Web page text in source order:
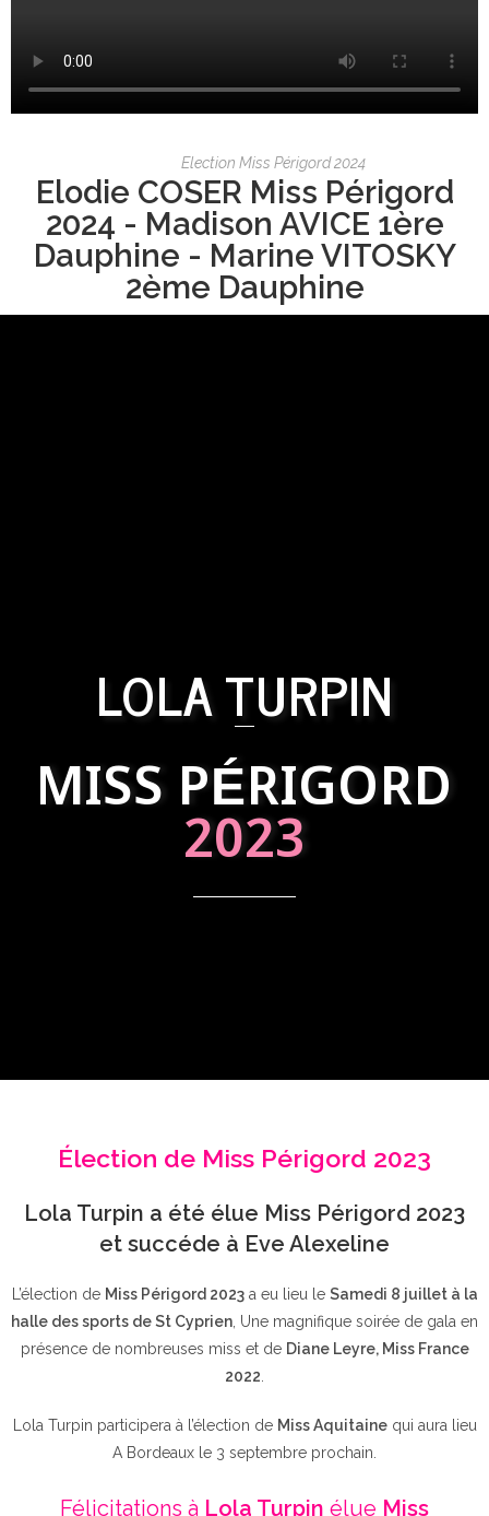
Election Miss Périgord 2024
Elodie COSER Miss Périgord
2024 - Madison AVICE 1ère
Dauphine - Marine VITOSKY
2ème Dauphine
LOLA TURPIN
MISS PÉRIGORD
2023
Élection de Miss Périgord 2023
Lola Turpin a été élue Miss Périgord 2023
et succéde à Eve Alexeline
L’élection de Miss Périgord 2023a eu lieu le Samedi 8 juillet à la
halle des sports de St Cyprien , Une magnifique soirée de gala en
présence de nombreuses miss et de Diane Leyre, Miss France
2022
Lola Turpin participera à l’élection de Miss Aquitainequi aura lieu
A Bordeaux le 3 septembre prochain.
Félicitations à Lola Turpin élue Miss